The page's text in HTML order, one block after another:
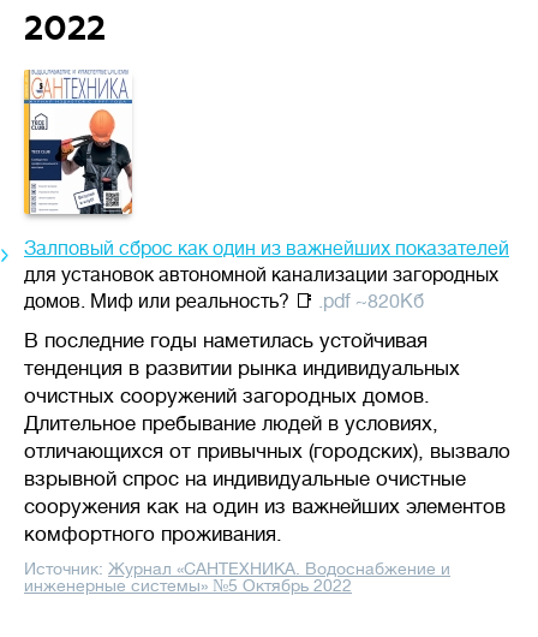
2022
Залповый сброс как один из важнейших показателей
для установок автономной канализации загородных
домов. Миф или реальность? 📑 .pdf ~820Кб
В последние годы наметилась устойчивая
тенденция в развитии рынка индивидуальных
очистных сооружений загородных домов.
Длительное пребывание людей в условиях,
отличающихся от привычных (городских), вызвало
взрывной спрос на индивидуальные очистные
сооружения как на один из важнейших элементов
комфортного проживания.
Источник: Журнал «САНТЕХНИКА. Водоснабжение и
инженерные системы» №5 Октябрь 2022